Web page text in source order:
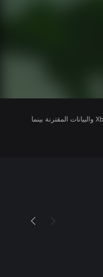
يتلقى ناشرو الألعاب التي تقوم بتشغيلها وصولاً إلى معلومات ملف تعريفك في Xbox والبيانات المقترنة بينما